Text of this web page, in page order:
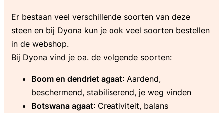
Er bestaan veel verschillende soorten van deze
steen en bij Dyona kun je ook veel soorten bestellen
in de webshop.
Bij Dyona vind je oa. de volgende soorten:
Boom en dendriet agaat: Aardend,
beschermend, stabiliserend, je weg vinden
Botswana agaat: Creativiteit, balans